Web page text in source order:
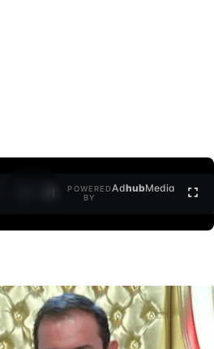
POWERED
BY
AdhubMedia